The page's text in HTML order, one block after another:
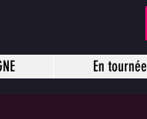
En tournée